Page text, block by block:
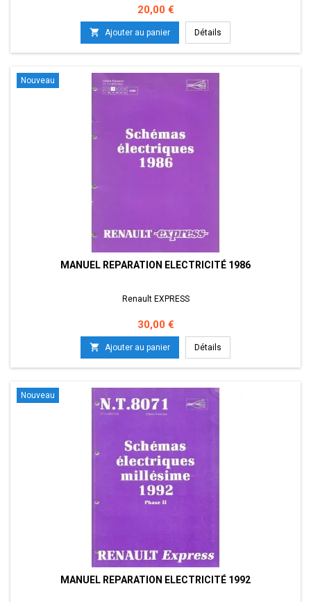
Prix
20,00 €
 Ajouter au panier Détails
Nouveau
MANUEL REPARATION ELECTRICITÉ 1986
Renault EXPRESS
Prix
30,00 €
 Ajouter au panier Détails
Nouveau
MANUEL REPARATION ELECTRICITÉ 1992